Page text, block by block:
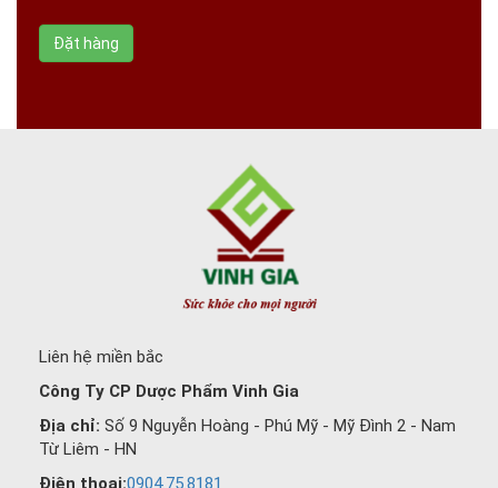
Liên hệ miền bắc
Công Ty CP Dược Phẩm Vinh Gia
Địa chỉ: Số 9 Nguyễn Hoàng - Phú Mỹ - Mỹ Đình 2 - Nam
Từ Liêm - HN
Điện thoại:0904.75.8181